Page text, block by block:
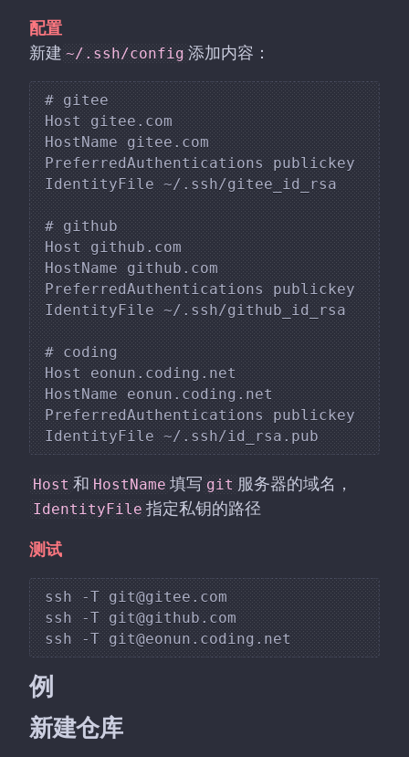
配置
新建 ~/.ssh/config 添加内容：
# gitee
Host gitee.com
HostName gitee.com
PreferredAuthentications publickey
IdentityFile ~/.ssh/gitee_id_rsa
# github
Host github.com
HostName github.com
PreferredAuthentications publickey
IdentityFile ~/.ssh/github_id_rsa
# coding
Host eonun.coding.net
HostName eonun.coding.net
PreferredAuthentications publickey
Host 和 HostName 填写 git 服务器的域名，
IdentityFile 指定私钥的路径
测试
ssh -T git@gitee.com
ssh -T git@github.com
例
新建仓库